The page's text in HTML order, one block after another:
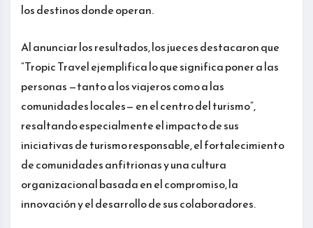
los destinos donde operan.
Al anunciar los resultados, los jueces destacaron que
“Tropic Travel ejemplifica lo que significa poner a las
personas —tanto a los viajeros como a las
comunidades locales— en el centro del turismo”,
resaltando especialmente el impacto de sus
iniciativas de turismo responsable, el fortalecimiento
de comunidades anfitrionas y una cultura
organizacional basada en el compromiso, la
innovación y el desarrollo de sus colaboradores.